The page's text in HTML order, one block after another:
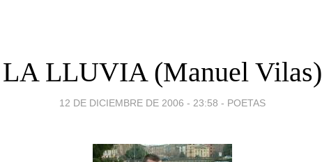
LA LLUVIA (Manuel Vilas)
12 DE DICIEMBRE DE 2006 - 23:58 - POETAS